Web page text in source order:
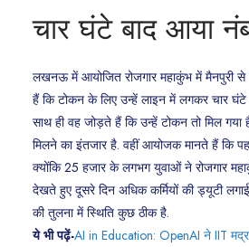
चार घंटे बाद आया
लखनऊ में आयोजित रोजगार महाकुंभ में मैनपुरी
हैं कि टोकन के लिए उन्हें लाइन में लगकर चार
साथ ही वह जोड़ते हैं कि उन्हें टोकन तो मिल
मिलने का इंतजार है. वहीं आयोजक मानते हैं कि
क्योंकि 25 हजार के लगभग युवाओं ने रोजगार
देखते हुए दूसरे दिन अधिक कर्मियों की ड्यूटी
की तुलना में स्थिति कुछ ठीक है.
ये भी पढ़ें-AI in Education: OpenAI ने IIT